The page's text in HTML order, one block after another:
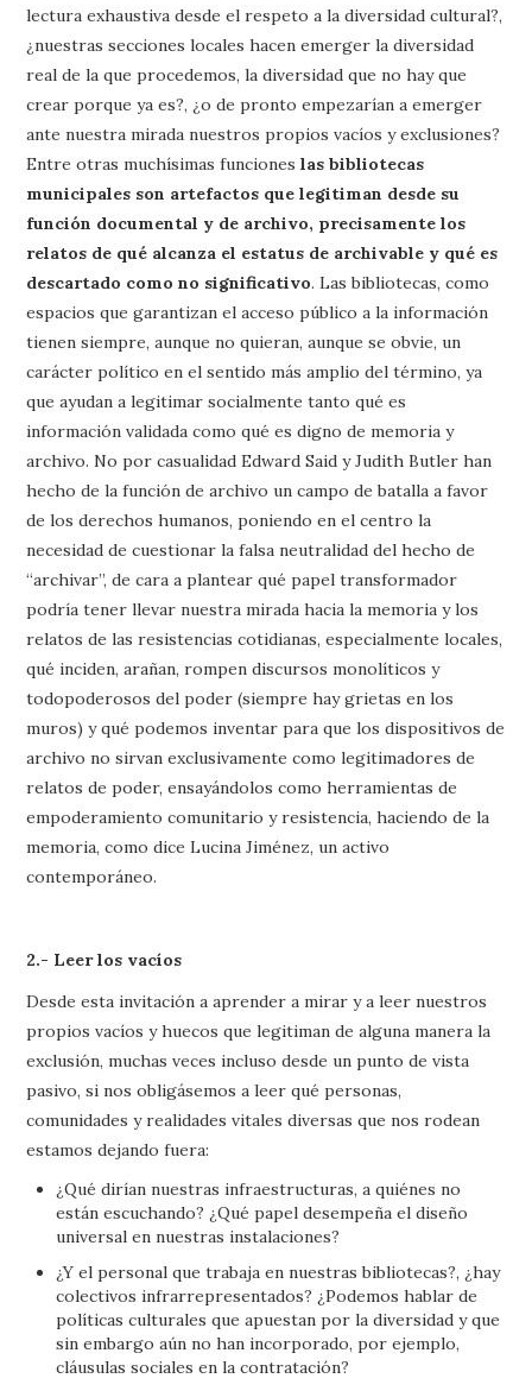
lectura exhaustiva desde el respeto a la diversidad cultural?,
¿nuestras secciones locales hacen emerger la diversidad
real de la que procedemos, la diversidad que no hay que
crear porque ya es?, ¿o de pronto empezarían a emerger
ante nuestra mirada nuestros propios vacíos y exclusiones?
Entre otras muchísimas funcioneslas bibliotecas
municipales son artefactos que legitiman desde su
función documental y de archivo, precisamente los
relatos de qué alcanza el estatus de archivable y qué es
descartado como no significativo. Las bibliotecas, como
espacios que garantizan el acceso público a la información
tienen siempre, aunque no quieran, aunque se obvie, un
carácter político en el sentido más amplio del término, ya
que ayudan a legitimar socialmente tanto qué es
información validada como qué es digno de memoria y
archivo. No por casualidad Edward Said y Judith Butler han
hecho de la función de archivo un campo de batalla a favor
de los derechos humanos, poniendo en el centro la
necesidad de cuestionar la falsa neutralidad del hecho de
“archivar”, de cara a plantear qué papel transformador
podría tener llevar nuestra mirada hacia la memoria y los
relatos de las resistencias cotidianas, especialmente locales,
qué inciden, arañan, rompen discursos monolíticos y
todopoderosos del poder (siempre hay grietas en los
muros) y qué podemos inventar para que los dispositivos de
archivo no sirvan exclusivamente como legitimadores de
relatos de poder, ensayándolos como herramientas de
empoderamiento comunitario y resistencia, haciendo de la
memoria, como dice Lucina Jiménez, un activo
contemporáneo.
2.- Leer los vacíos
Desde esta invitación a aprender a mirar y a leer nuestros
propios vacíos y huecos que legitiman de alguna manera la
exclusión, muchas veces incluso desde un punto de vista
pasivo, si nos obligásemos a leer qué personas,
comunidades y realidades vitales diversas que nos rodean
estamos dejando fuera:
¿Qué dirían nuestras infraestructuras, a quiénes no
están escuchando? ¿Qué papel desempeña el diseño
universal en nuestras instalaciones?
¿Y el personal que trabaja en nuestras bibliotecas?, ¿hay
colectivos infrarrepresentados? ¿Podemos hablar de
políticas culturales que apuestan por la diversidad y que
sin embargo aún no han incorporado, por ejemplo,
cláusulas sociales en la contratación?